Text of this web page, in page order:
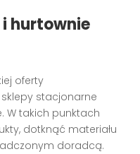
hurtownie
oferty
stacjonarne
W takich punktach
dotknąć materiału
doradcą.